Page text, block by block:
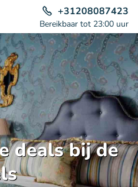
+31208087423
Bereikbaar tot 23:00 uur
deals bij de